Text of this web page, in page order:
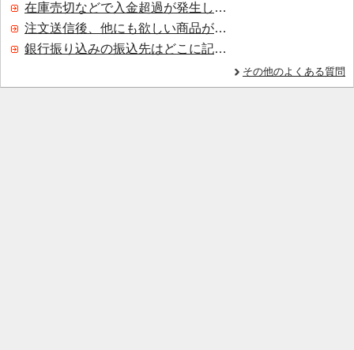
在庫売切などで入金超過が発生した場合はいつ返金されますか？
注文送信後、他にも欲しい商品が見つかった場合、追加注文できますか？
銀行振り込みの振込先はどこに記載されていますか？
その他のよくある質問